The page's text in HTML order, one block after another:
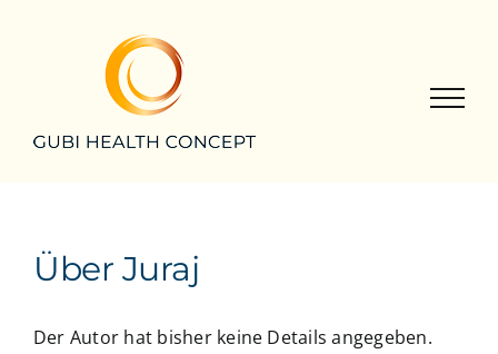
Über Juraj
Der Autor hat bisher keine Details angegeben.